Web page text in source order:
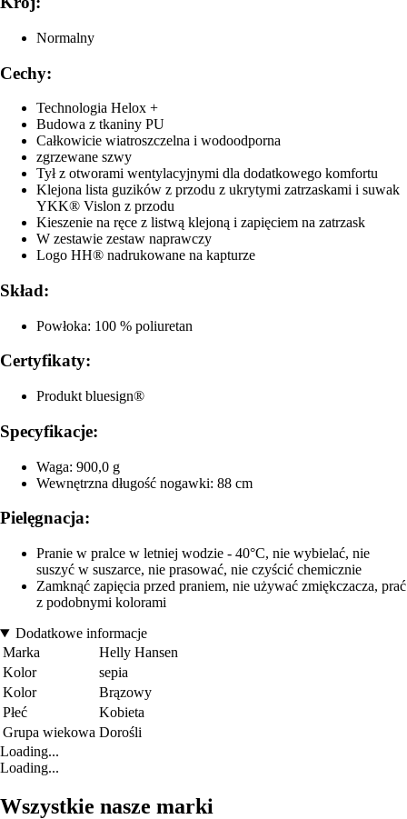
Normalny
Cechy:
Technologia Helox +
Budowa z tkaniny PU
Całkowicie wiatroszczelna i wodoodporna
zgrzewane szwy
Tył z otworami wentylacyjnymi dla dodatkowego komfortu
Klejona lista guzików z przodu z ukrytymi zatrzaskami i suwak
YKK® Vislon z przodu
Kieszenie na ręce z listwą klejoną i zapięciem na zatrzask
W zestawie zestaw naprawczy
Logo HH® nadrukowane na kapturze
Skład:
Powłoka: 100 % poliuretan
Certyfikaty:
Produkt bluesign®
Specyfikacje:
Waga: 900,0 g
Wewnętrzna długość nogawki: 88 cm
Pielęgnacja:
Pranie w pralce w letniej wodzie - 40°C, nie wybielać, nie
suszyć w suszarce, nie prasować, nie czyścić chemicznie
Zamknąć zapięcia przed praniem, nie używać zmiękczacza, prać
z podobnymi kolorami
Dodatkowe informacje
Marka
Helly Hansen
Kolor
sepia
Kolor
Brązowy
Płeć
Kobieta
Grupa wiekowa Dorośli
Loading...
Loading...
Wszystkie nasze marki